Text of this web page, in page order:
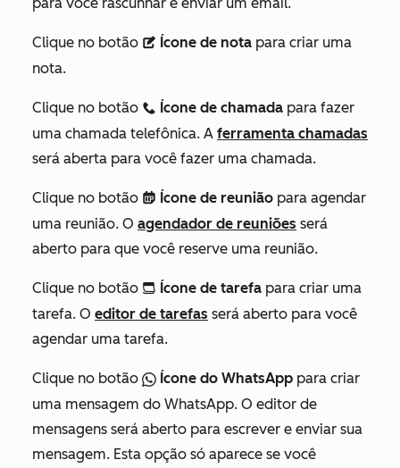
Clique no botão description Ícone de nota para criar uma
nota.
Clique no botão calling Ícone de chamada para fazer
uma chamada telefônica. A ferramenta chamadas
será aberta para você fazer uma chamada.
Clique no botão meetings Ícone de reunião para agendar
uma reunião. O agendador de reuniões será
aberto para que você reserve uma reunião.
Clique no botão tasksIcon Ícone de tarefa para criar uma
tarefa. O editor de tarefas será aberto para você
agendar uma tarefa.
Clique no botão socialWhatsapp Ícone do WhatsApp para criar
uma mensagem do WhatsApp. O editor de
mensagens será aberto para escrever e enviar sua
mensagem. Esta opção só aparece se você